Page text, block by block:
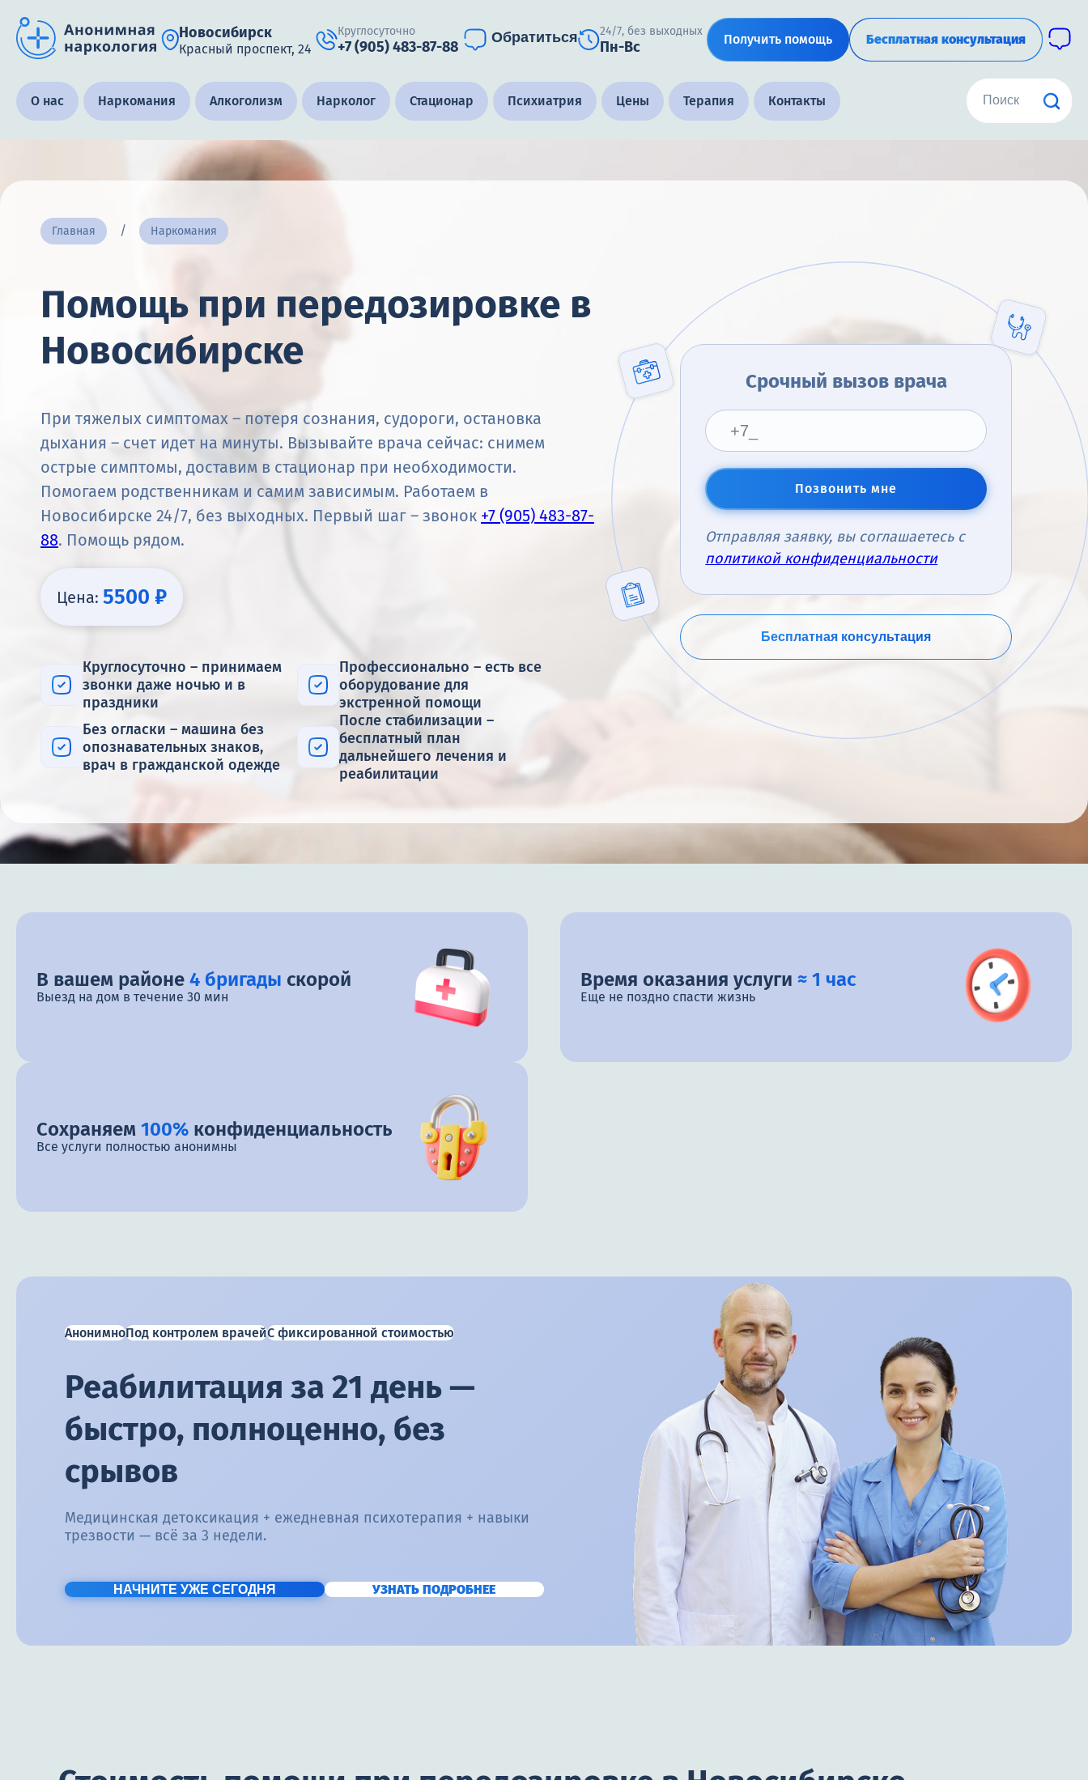
Новосибирск
Красный проспект, 24
Круглосуточно
+7 (905) 483-87-88
Обратиться 24/7, без выходных
Пн-Вс Получить помощь Бесплатная консультация
Получить помощь специалиста
Адрес call-центра
Новосибирск, Красный проспект, 24
О нас Наркомания Алкоголизм Нарколог Стационар Психиатрия Цены Терапия Контакты
Главная Наркомания
Помощь при передозировке в
Новосибирске
При тяжелых симптомах – потеря сознания, судороги, остановка
дыхания – счет идет на минуты. Вызывайте врача сейчас: снимем
острые симптомы, доставим в стационар при необходимости.
Помогаем родственникам и самим зависимым. Работаем в
Новосибирске 24/7, без выходных. Первый шаг – звонок +7 (905) 483-87-
88. Помощь рядом.
Цена: 5500 ₽
Круглосуточно – принимаем
звонки даже ночью и в
праздники
Профессионально – есть все
оборудование для
экстренной помощи
Без огласки – машина без
опознавательных знаков,
врач в гражданской одежде
После стабилизации –
бесплатный план
дальнейшего лечения и
реабилитации
Срочный вызов врача
Позвонить мне
Отправляя заявку, вы соглашаетесь с
политикой конфиденциальности
Бесплатная консультация
В вашем районе 4 бригады скорой
Выезд на дом в течение 30 мин
Время оказания услуги ≈ 1 час
Еще не поздно спасти жизнь
Сохраняем 100% конфиденциальность
Все услуги полностью анонимны
АнонимноПод контролем врачейС фиксированной стоимостью
Реабилитация за 21 день —
быстро, полноценно, без
срывов
Медицинская детоксикация + ежедневная психотерапия + навыки
трезвости — всё за 3 недели.
НАЧНИТЕ УЖЕ СЕГОДНЯ УЗНАТЬ ПОДРОБНЕЕ